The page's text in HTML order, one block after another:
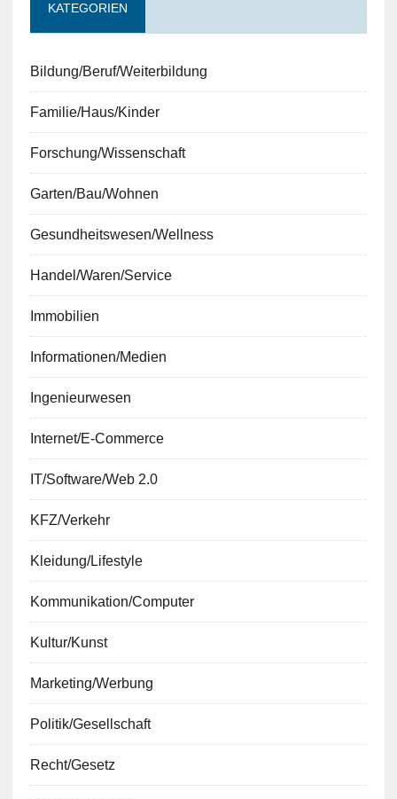
KATEGORIEN
Bildung/Beruf/Weiterbildung
Familie/Haus/Kinder
Forschung/Wissenschaft
Garten/Bau/Wohnen
Gesundheitswesen/Wellness
Handel/Waren/Service
Immobilien
Informationen/Medien
Ingenieurwesen
Internet/E-Commerce
IT/Software/Web 2.0
KFZ/Verkehr
Kleidung/Lifestyle
Kommunikation/Computer
Kultur/Kunst
Marketing/Werbung
Politik/Gesellschaft
Recht/Gesetz